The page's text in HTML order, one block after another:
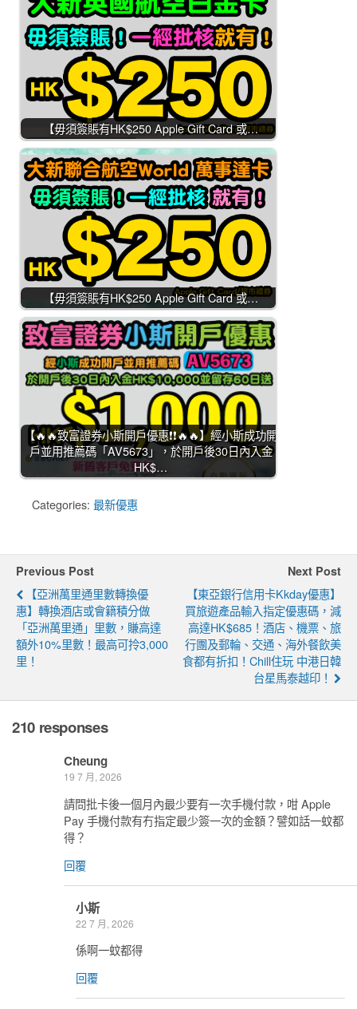
【毋須簽賬有HK$250 Apple Gift Card 或…
【毋須簽賬有HK$250 Apple Gift Card 或…
【🔥🔥致富證券小斯開戶優惠❗❗🔥🔥】經小斯成功開
戶並用推薦碼「AV5673」，於開戶後30日內入金
HK$…
Categories: 最新優惠
Previous Post
【亞洲萬里通里數轉換優
惠】轉換酒店或會籍積分做
「亞洲萬里通」里數，賺高達
額外10%里數！最高可拎3,000
里！
Next Post
【東亞銀行信用卡kkday優惠】
買旅遊產品輸入指定優惠碼，減
高達HK$685！酒店、機票、旅
行團及郵輪、交通、海外餐飲美
食都有折扣！Chill住玩 中港日韓
台星馬泰越印！
210 responses
Cheung
19 7 月, 2026
請問批卡後一個月內最少要有一次手機付款，咁 Apple
Pay 手機付款有冇指定最少簽一次的金額？譬如話一蚊都
得？
回覆
小斯
22 7 月, 2026
係啊一蚊都得
回覆